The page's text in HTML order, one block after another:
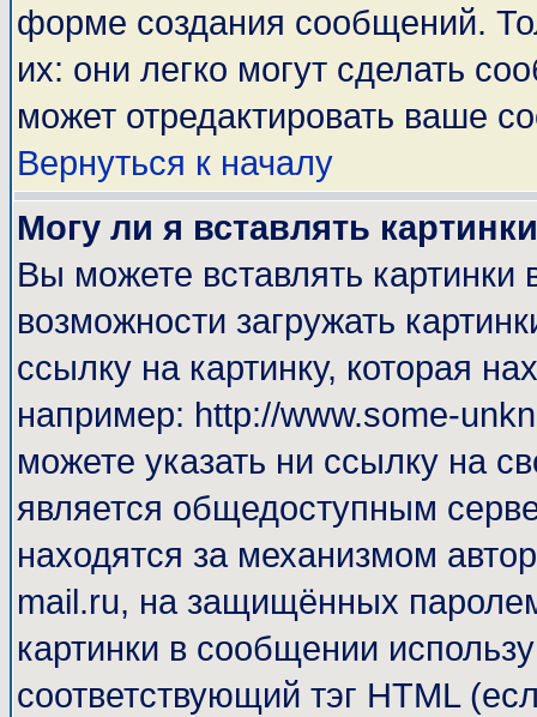
форме создания сообщений.
их: они легко могут сделать
может отредактировать ваше
Вернуться к началу
Могу ли я вставлять
Вы можете вставлять
возможности загружать
ссылку на картинку, которая
например: http://www.some-
можете указать ни ссылку на
является общедоступным
находятся за механизмом
mail.ru, на защищённых
картинки в сообщении
соответствующий тэг HTML